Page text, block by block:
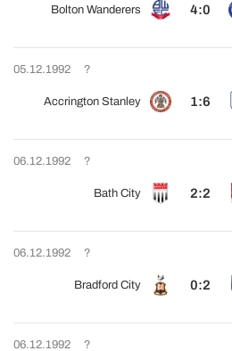
Bolton Wanderers 4:0
05.12.1992 ?
Accrington Stanley 1:6
06.12.1992 ?
Bath City 2:2
06.12.1992 ?
Bradford City 0:2
06.12.1992 ?